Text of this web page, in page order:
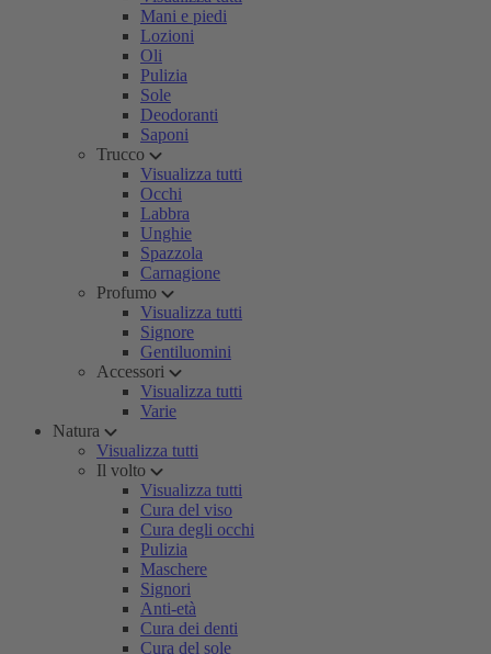
Mani e piedi
Lozioni
Oli
Pulizia
Sole
Deodoranti
Saponi
Trucco
Visualizza tutti
Occhi
Labbra
Unghie
Spazzola
Carnagione
Profumo
Visualizza tutti
Signore
Gentiluomini
Accessori
Visualizza tutti
Varie
Natura
Visualizza tutti
Il volto
Visualizza tutti
Cura del viso
Cura degli occhi
Pulizia
Maschere
Signori
Anti-età
Cura dei denti
Cura del sole